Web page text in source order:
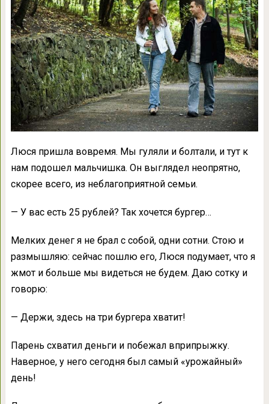
Люся пришла вовремя. Мы гуляли и болтали, и тут к
нам подошел мальчишка. Он выглядел неопрятно,
скорее всего, из неблагоприятной семьи.
— У вас есть 25 рублей? Так хочется бургер…
Мелких денег я не брал с собой, одни сотни. Стою и
размышляю: сейчас пошлю его, Люся подумает, что я
жмот и больше мы видеться не будем. Даю сотку и
говорю:
— Держи, здесь на три бургера хватит!
Парень схватил деньги и побежал вприпрыжку.
Наверное, у него сегодня был самый «урожайный»
день!